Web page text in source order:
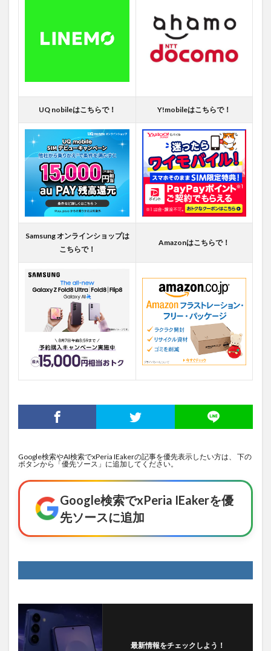
UQ nobileはこちらで！ Y!mobileはこちらで！
Samsung オンラインショップは
こちらで！
Amazonはこちらで！
Google検索やAI検索でxPeria IEakerの記事を優先表示したい方は、 下の
ボタンから「優先ソース」に追加してください。
Google検索でxPeria IEakerを優
先ソースに追加
最新情報をチェックしよう！